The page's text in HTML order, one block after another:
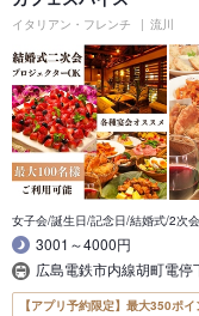
イタリアン・フレンチ 流川
女子会/誕生日/記念日/結婚式/2次
3001～4000円
広島電鉄市内線胡町電停
【アプリ予約限定】最大350ポ